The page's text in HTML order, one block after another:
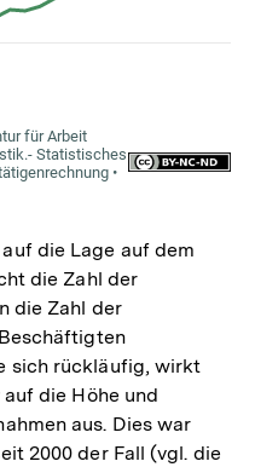
die Lage auf dem
die Zahl der
die Zahl der
sich rückläufig, wirkt
die Höhe und
aus. Dies war
2000 der Fall (vgl. die